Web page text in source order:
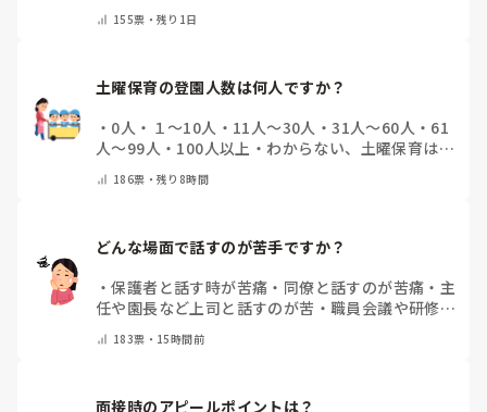
の他(コメントで教えて下さい)
155票・残り1日
土曜保育の登園人数は何人ですか？
・ 0人 ・ １～10人 ・ 11人～30人 ・31人～60人 ・ 61
人～99人 ・ 100人以上 ・ わからない、土曜保育はな
186票・残り8時間
どんな場面で話すのが苦手ですか？
・保護者と話す時が苦痛 ・ 同僚と話すのが苦痛 ・ 主
任や園長など上司と話すのが苦 ・ 職員会議や研修場
他(コメントで教えてください)
183票・ 15時間前
面接時のアピールポイントは？